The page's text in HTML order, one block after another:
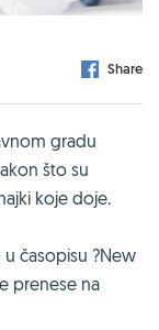
Share
gradu
što su
koje doje.
u časopisu ?New
prenese na